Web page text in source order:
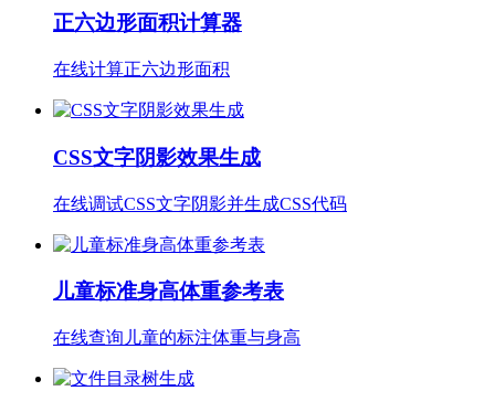
正六边形面积计算器
在线计算正六边形面积
CSS文字阴影效果生成
在线调试CSS文字阴影并生成CSS代码
儿童标准身高体重参考表
在线查询儿童的标注体重与身高